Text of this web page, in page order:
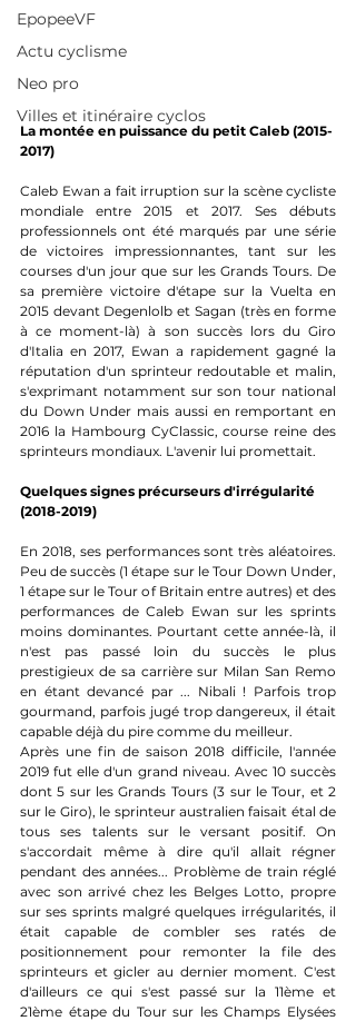
EpopeeVF
Actu cyclisme
Neo pro
Villes et itinéraire cyclos
La montée en puissance du petit Caleb (2015-
2017)
Caleb Ewan a fait irruption sur la scène cycliste
mondiale entre 2015 et 2017. Ses débuts
professionnels ont été marqués par une série
de victoires impressionnantes, tant sur les
courses d'un jour que sur les Grands Tours. De
sa première victoire d'étape sur la Vuelta en
2015 devant Degenlolb et Sagan (très en forme
à ce moment-là) à son succès lors du Giro
d'Italia en 2017, Ewan a rapidement gagné la
réputation d'un sprinteur redoutable et malin,
s'exprimant notamment sur son tour national
du Down Under mais aussi en remportant en
2016 la Hambourg CyClassic, course reine des
sprinteurs mondiaux. L'avenir lui promettait.
Quelques signes précurseurs d'irrégularité
(2018-2019)
En 2018, ses performances sont très aléatoires.
Peu de succès (1 étape sur le Tour Down Under,
1 étape sur le Tour of Britain entre autres) et des
performances de Caleb Ewan sur les sprints
moins dominantes. Pourtant cette année-là, il
n'est pas passé loin du succès le plus
prestigieux de sa carrière sur Milan San Remo
en étant devancé par ... Nibali ! Parfois trop
gourmand, parfois jugé trop dangereux, il était
capable déjà du pire comme du meilleur.
Après une fin de saison 2018 difficile, l'année
2019 fut elle d'un grand niveau. Avec 10 succès
dont 5 sur les Grands Tours (3 sur le Tour, et 2
sur le Giro), le sprinteur australien faisait étal de
tous ses talents sur le versant positif. On
s'accordait même à dire qu'il allait régner
pendant des années... Problème de train réglé
avec son arrivé chez les Belges Lotto, propre
sur ses sprints malgré quelques irrégularités, il
était capable de combler ses ratés de
positionnement pour remonter la file des
sprinteurs et gicler au dernier moment. C'est
d'ailleurs ce qui s'est passé sur la 11ème et
21ème étape du Tour sur les Champs Elysées